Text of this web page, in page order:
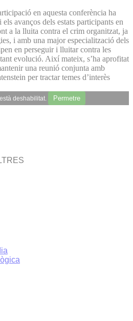
en aquesta conferència ha
avanços dels estats participants en
a la lluita contra el crim organitzat, ja
i amb una major especialització dels
en perseguir i lluitar contra les
evolució. Així mateix, s’ha aprofitat
una reunió conjunta amb
per tractar temes d’interès
deshabilitat. Permetre